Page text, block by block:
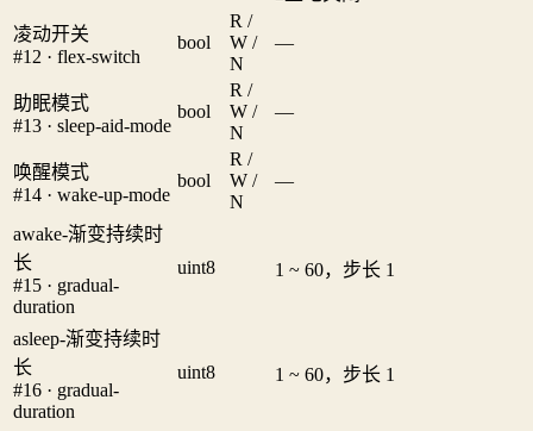
凌动开关
#12 · flex-switch
bool
R /
W /
N
—
助眠模式
#13 · sleep-aid-mode
bool
R /
W /
N
—
唤醒模式
#14 · wake-up-mode
bool
R /
W /
N
—
awake-渐变持续时
长
#15 · gradual-
duration
uint8 1 ~ 60，步长 1
asleep-渐变持续时
长
#16 · gradual-
duration
uint8 1 ~ 60，步长 1